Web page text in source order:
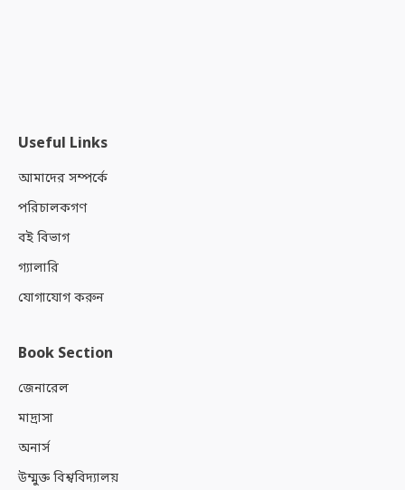
Useful Links
আমাদের সম্পর্কে
পরিচালকগণ
বই বিভাগ
গ্যালারি
যোগাযোগ করুন
Book Section
জেনারেল
মাদ্রাসা
অনার্স
উম্মুক্ত বিশ্ববিদ্যালয়